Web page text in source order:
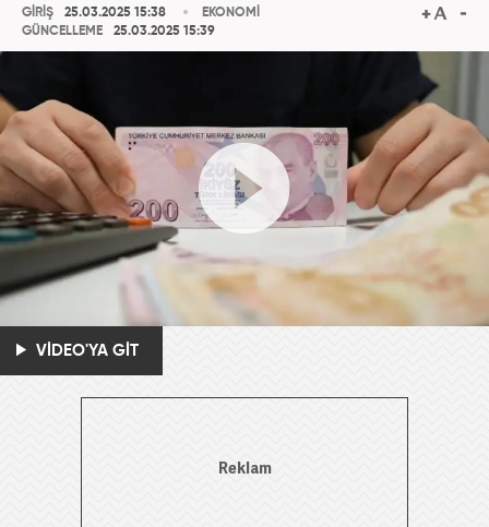
GİRİŞ
25.03.2025 15:38
GÜNCELLEME
25.03.2025 15:39
EKONOMİ
VİDEO'YA GİT